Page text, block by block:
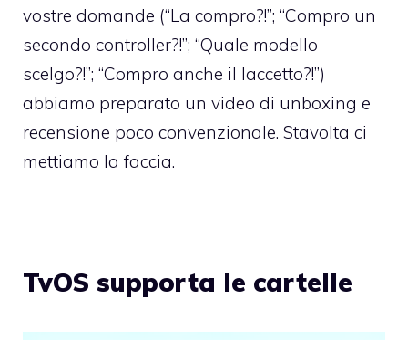
vostre domande (“La compro?!”; “Compro un
secondo controller?!”; “Quale modello
scelgo?!”; “Compro anche il laccetto?!”)
abbiamo preparato un video di unboxing e
recensione poco convenzionale. Stavolta ci
mettiamo la faccia.
TvOS supporta le cartelle